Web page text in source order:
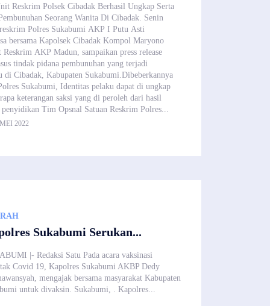
Reskrim Polsek Cibadak Berhasil Ungkap Serta
Seorang Wanita Di Cibadak. Senin
Polres Sukabumi AKP I Putu Asti
bersama Kapolsek Cibadak Kompol Maryono
AKP Madun, sampaikan press release
tindak pidana pembunuhan yang terjadi
di Cibadak, Kabupaten Sukabumi.Dibeberkannya
Sukabumi, Identitas pelaku dapat di ungkap
keterangan saksi yang di peroleh dari hasil
Tim Opsnal Satuan Reskrim Polres...
2022
Sukabumi Serukan...
|- Redaksi Satu Pada acara vaksinasi
Covid 19, Kapolres Sukabumi AKBP Dedy
mengajak bersama masyarakat Kabupaten
untuk divaksin. Sukabumi, . Kapolres...